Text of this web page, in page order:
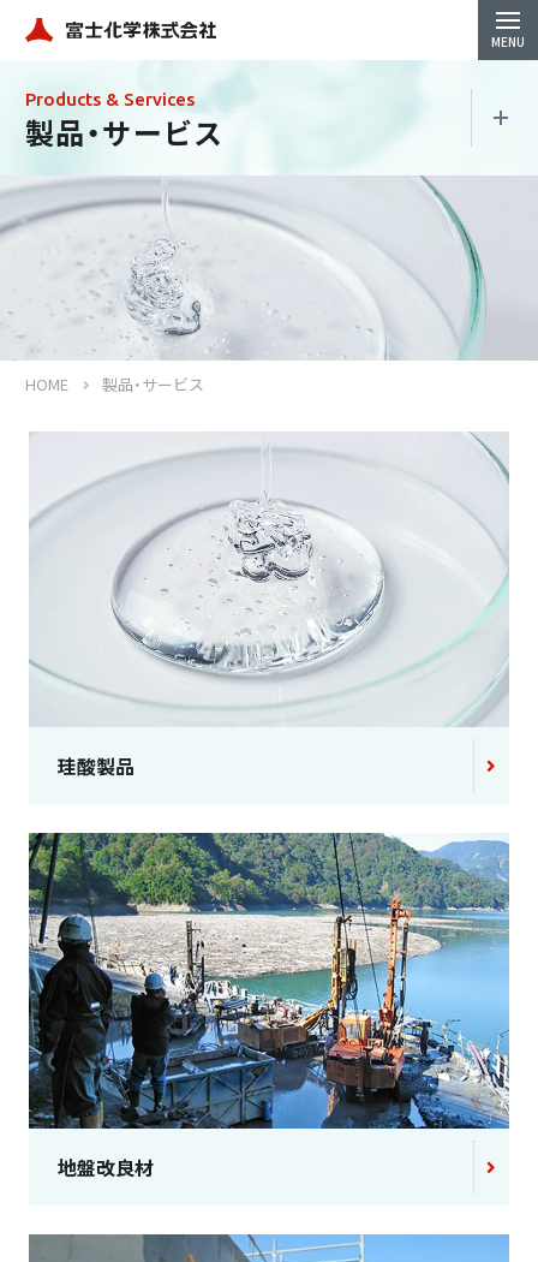
Products & Services
製品・サービス
HOME 製品・サービス
珪酸製品
地盤改良材
製品・サービス
珪酸製品
地盤改良材
コンクリート強化防水材
シリカ水（Si-Groots）
カーボンナノチューブ分散液
血液型判定剤
グリーンインフラ
受託材料開発
Close